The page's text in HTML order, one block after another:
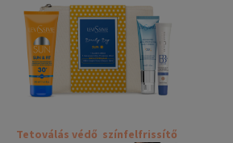
Tetoválás védő színfelfrissítő